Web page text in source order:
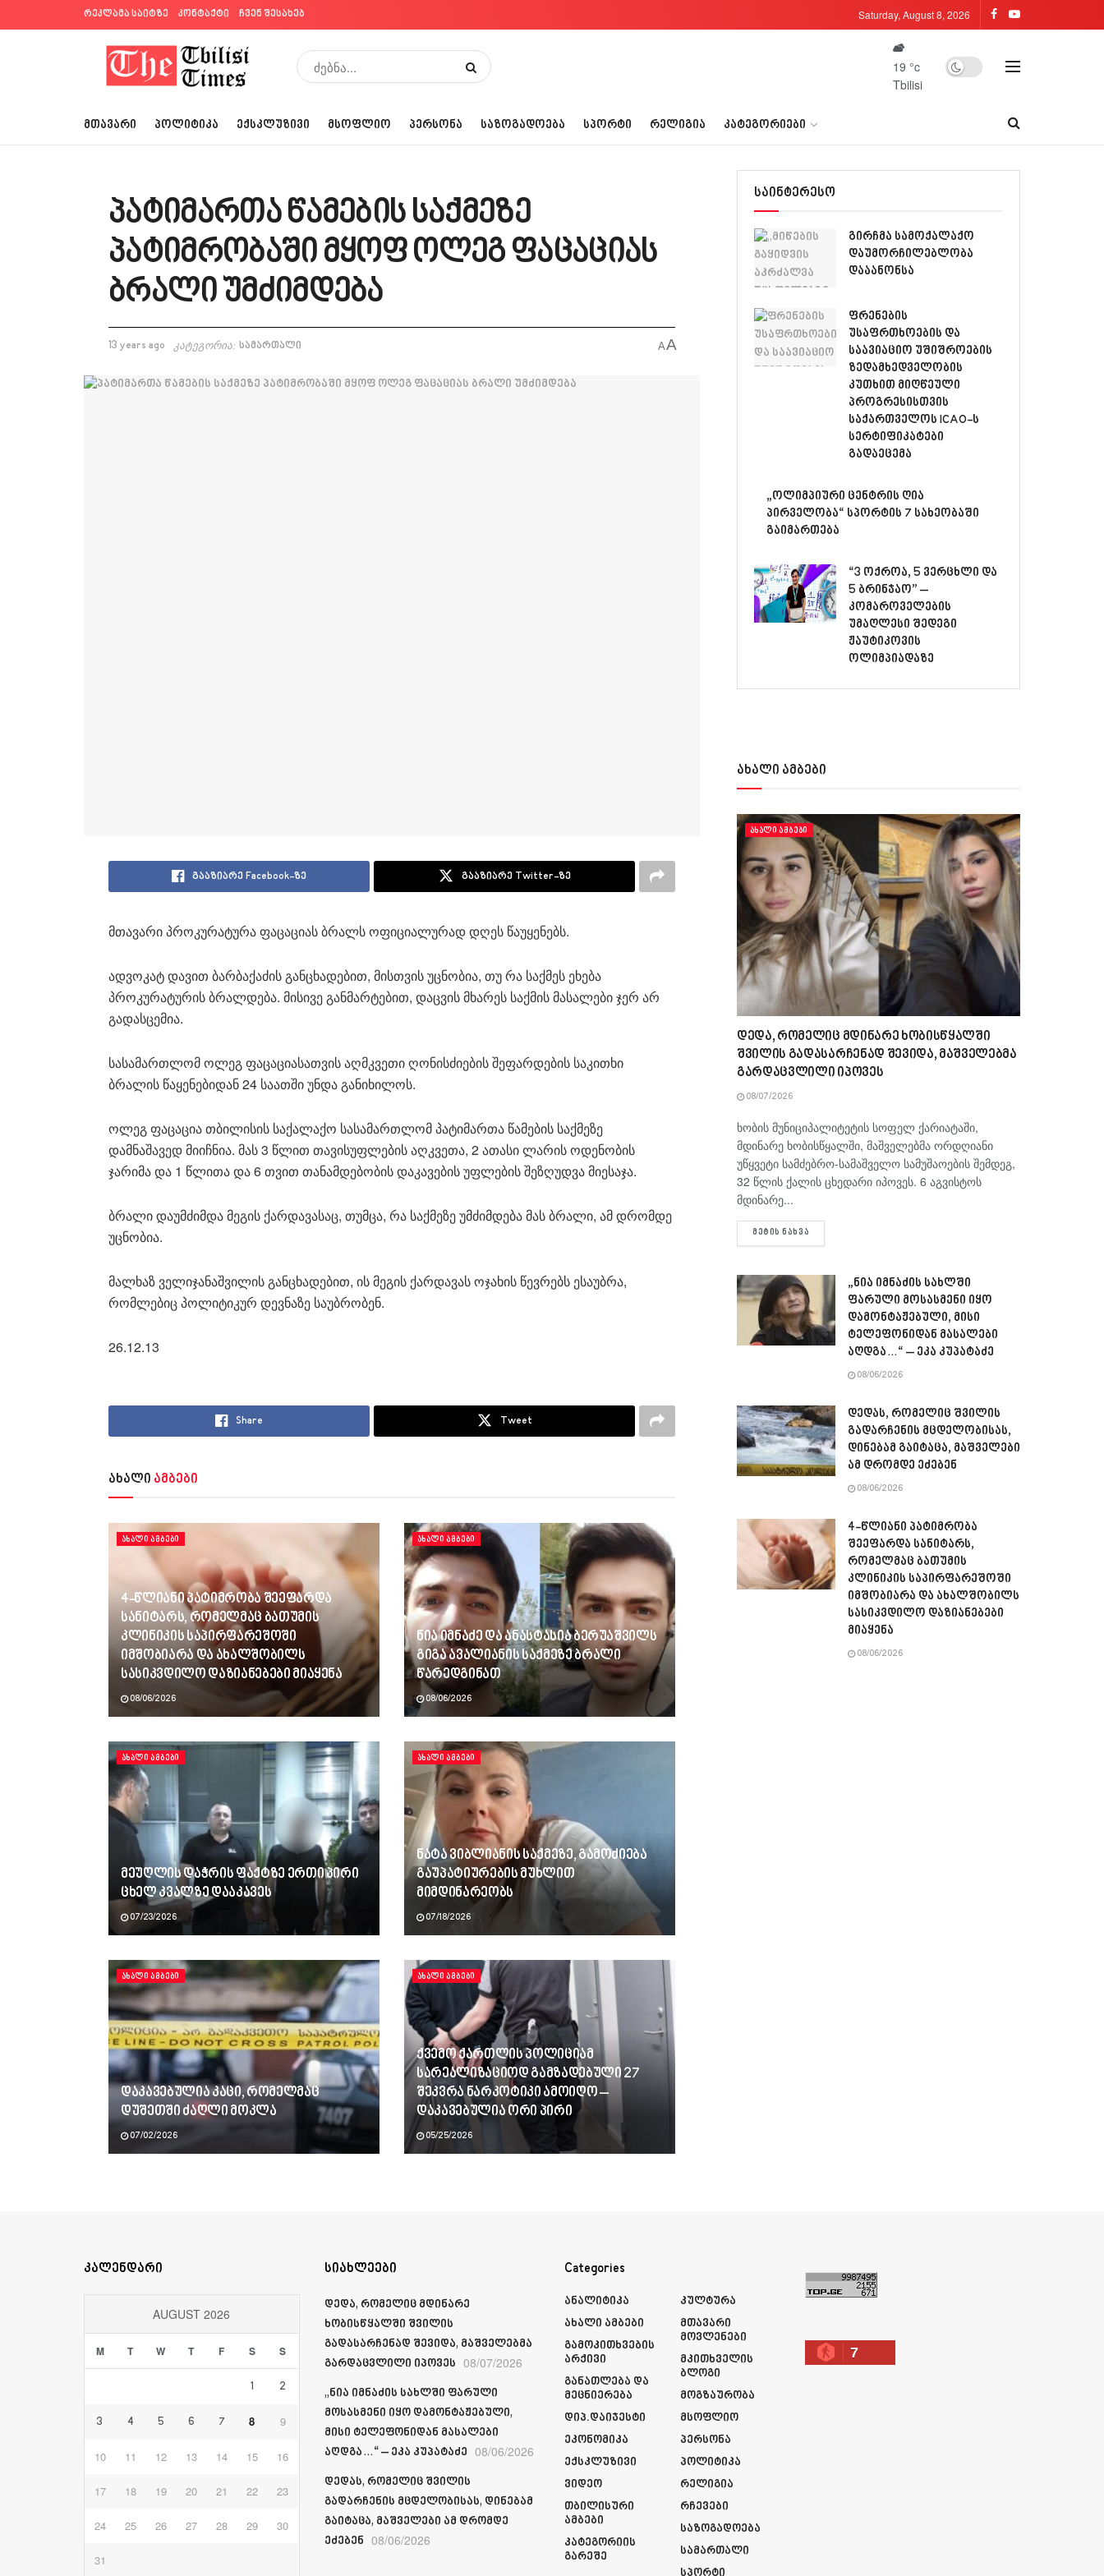
რეკლამა საიტზე კონტაქტი ჩვენ შესახებ Saturday, August 8, 2026
19 °c
Tbilisi
ᲛᲗᲐᲕᲐᲠᲘ ᲞᲝᲚᲘᲢᲘᲙᲐ ᲔᲥᲡᲙᲚᲣᲖᲘᲕᲘ ᲛᲡᲝᲤᲚᲘᲝ ᲞᲔᲠᲡᲝᲜᲐ ᲡᲐᲖᲝᲒᲐᲓᲝᲔᲑᲐ ᲡᲞᲝᲠᲢᲘ ᲠᲔᲚᲘᲒᲘᲐ ᲙᲐᲢᲔᲒᲝᲠᲘᲔᲑᲘ
პატიმართა წამების საქმეზე
პატიმრობაში მყოფ ოლეგ ფაცაციას
ბრალი უმძიმდება
13 years ago კატეგორია: სამართალი AA
გააზიარე Facebook-ზე გააზიარე Twitter-ზე
მთავარი პროკურატურა ფაცაციას ბრალს ოფიციალურად დღეს წაუყენებს.
ადვოკატ დავით ბარბაქაძის განცხადებით, მისთვის უცნობია, თუ რა საქმეს ეხება
პროკურატურის ბრალდება. მისივე განმარტებით, დაცვის მხარეს საქმის მასალები ჯერ არ
გადასცემია.
სასამართლომ ოლეგ ფაცაციასათვის აღმკვეთი ღონისძიების შეფარდების საკითხი
ბრალის წაყენებიდან 24 საათში უნდა განიხილოს.
ოლეგ ფაცაცია თბილისის საქალაქო სასამართლომ პატიმართა წამების საქმეზე
დამნაშავედ მიიჩნია. მას 3 წლით თავისუფლების აღკვეთა, 2 ათასი ლარის ოდენობის
ჯარიმა და 1 წლითა და 6 თვით თანამდებობის დაკავების უფლების შეზღუდვა მიესაჯა.
ბრალი დაუმძიმდა მეგის ქარდავასაც, თუმცა, რა საქმეზე უმძიმდება მას ბრალი, ამ დრომდე
უცნობია.
მალხაზ ველიჯანაშვილის განცხადებით, ის მეგის ქარდავას ოჯახის წევრებს ესაუბრა,
რომლებიც პოლიტიკურ დევნაზე საუბრობენ.
26.12.13
Share Tweet
ახალი ამბები
ᲐᲮᲐᲚᲘ ᲐᲛᲑᲔᲑᲘ
4-წლიანი პატიმრობა შეეფარდა
სანიტარს, რომელმაც ბათუმის
კლინიკის საპირფარეშოში
იმშობიარა და ახალშობილს
სასიკვდილო დაზიანებები მიაყენა
08/06/2026
ᲐᲮᲐᲚᲘ ᲐᲛᲑᲔᲑᲘ
ნია იმნაძე და ანასტასია ბერუაშვილს
გიგა ავალიანის საქმეზე ბრალი
წარედგინათ
08/06/2026
ᲐᲮᲐᲚᲘ ᲐᲛᲑᲔᲑᲘ
მეუღლის დაჭრის ფაქტზე ერთი პირი
ცხელ კვალზე დააკავეს
07/23/2026
ᲐᲮᲐᲚᲘ ᲐᲛᲑᲔᲑᲘ
ნატა ვიბლიანის საქმეზე, გამოძიება
გაუპატიურების მუხლით
მიმდინარეობს
07/18/2026
ᲐᲮᲐᲚᲘ ᲐᲛᲑᲔᲑᲘ
დაკავებულია კაცი, რომელმაც
დუშეთში ძაღლი მოკლა
07/02/2026
ᲐᲮᲐᲚᲘ ᲐᲛᲑᲔᲑᲘ
ქვემო ქართლის პოლიციამ
სარეალიზაციოდ გამზადებული 27
შეკვრა ნარკოტიკი ამოიღო –
დაკავებულია ორი პირი
05/25/2026
საინტერესო
გირჩმა სამოქალაქო
დაუმორჩილებლობა
დააანონსა
ფრენების
უსაფრთხოების და
საავიაციო უშიშროების
ზედამხედველობის
კუთხით მიღწეული
პროგრესისთვის
საქართველოს ICAO-ს
სერტიფიკატები
გადაეცემა
„ოლიმპიური ცენტრის ღია
პირველობა“ სპორტის 7 სახეობაში
გაიმართება
“3 ოქროა, 5 ვერცხლი და
5 ბრინჯაო” –
კომაროველების
უმაღლესი შედეგი
ჟაუტიკოვის
ოლიმპიადაზე
ახალი ამბები
ᲐᲮᲐᲚᲘ ᲐᲛᲑᲔᲑᲘ
დედა, რომელიც მდინარე ხობისწყალში
შვილის გადასარჩენად შევიდა, მაშველებმა
გარდაცვლილი იპოვეს
08/07/2026
ხობის მუნიციპალიტეტის სოფელ ქარიატაში,
მდინარე ხობისწყალში, მაშველებმა ორდღიანი
უწყვეტი სამძებრო-სამაშველო სამუშაოების შემდეგ,
32 წლის ქალის ცხედარი იპოვეს. 6 აგვისტოს
მდინარე...
ᲛᲔᲢᲘᲡ ᲜᲐᲮᲕᲐ
„ნია იმნაძის სახლში
ფარული მოსასმენი იყო
დამონტაჟებული, მისი
ტელეფონიდან მასალები
აღდგა…“ – ეკა კუპატაძე
08/06/2026
დედას, რომელიც შვილის
გადარჩენის მცდელობისას,
დინებამ გაიტაცა, მაშველები
ამ დრომდე ეძებენ
08/06/2026
4-წლიანი პატიმრობა
შეეფარდა სანიტარს,
რომელმაც ბათუმის
კლინიკის საპირფარეშოში
იმშობიარა და ახალშობილს
სასიკვდილო დაზიანებები
მიაყენა
08/06/2026
კალენდარი
AUGUST 2026
M T W T F S S
1 2
3 4 5 6 7 8 9
10 11 12 13 14 15 16
17 18 19 20 21 22 23
24 25 26 27 28 29 30
31
სიახლეები
დედა, რომელიც მდინარე
ხობისწყალში შვილის
გადასარჩენად შევიდა, მაშველებმა
გარდაცვლილი იპოვეს 08/07/2026
„ნია იმნაძის სახლში ფარული
მოსასმენი იყო დამონტაჟებული,
მისი ტელეფონიდან მასალები
აღდგა…“ – ეკა კუპატაძე 08/06/2026
დედას, რომელიც შვილის
გადარჩენის მცდელობისას, დინებამ
გაიტაცა, მაშველები ამ დრომდე
ეძებენ 08/06/2026
Categories
Ანალიტიკა
Ახალი Ამბები
Გამოკითხვების
Არქივი
Განათლება Და
Მეცნიერება
Დიპ.დაიჯესტი
Ეკონომიკა
Ექსკლუზივი
Ვიდეო
Თბილისური
Ამბები
Კატეგორიის
Გარეშე
Კულტურა
Მთავარი
Მოვლენები
Მკითხველის
Ბლოგი
Მოგზაურობა
Მსოფლიო
Პერსონა
Პოლიტიკა
Რელიგია
Რჩევები
Საზოგადოება
Სამართალი
7